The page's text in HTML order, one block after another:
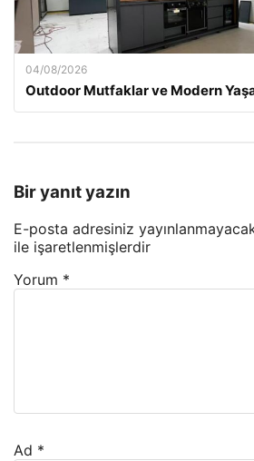
04/08/2026
Outdoor Mutfaklar ve Modern
Bir yanıt yazın
E-posta adresiniz
ile işaretlenmişlerdir
Yorum *
Ad *